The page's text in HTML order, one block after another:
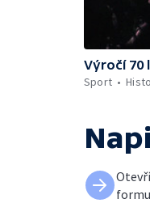
Výročí 70
Sport